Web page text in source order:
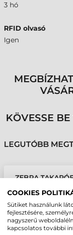
3 hó
RFID olvasó
Igen
KÖVESSE
LEGUTÓBB
ZEBRA
COOKIES
Sütiket használunk
fejlesztésére,
nagyszerű
kapcsolatos további